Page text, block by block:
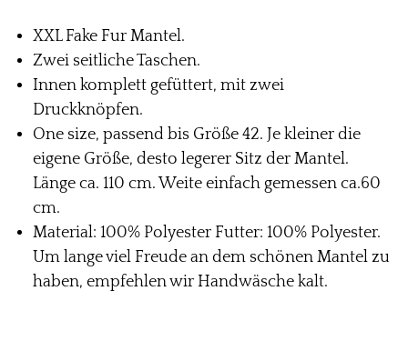
XXL Fake Fur Mantel.
Zwei seitliche Taschen.
Innen komplett gefüttert, mit zwei
Druckknöpfen.
One size, passend bis Größe 42. Je kleiner die
eigene Größe, desto legerer Sitz der Mantel.
Länge ca. 110 cm. Weite einfach gemessen ca.60
cm.
Material: 100% Polyester Futter: 100% Polyester.
Um lange viel Freude an dem schönen Mantel zu
haben, empfehlen wir Handwäsche kalt.